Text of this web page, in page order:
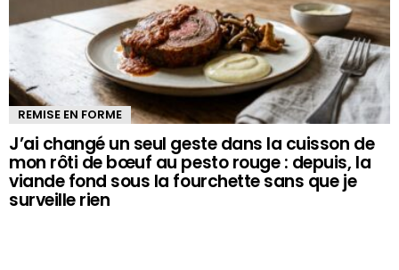
REMISE EN FORME
J’ai changé un seul geste dans la cuisson de
mon rôti de bœuf au pesto rouge : depuis, la
viande fond sous la fourchette sans que je
surveille rien